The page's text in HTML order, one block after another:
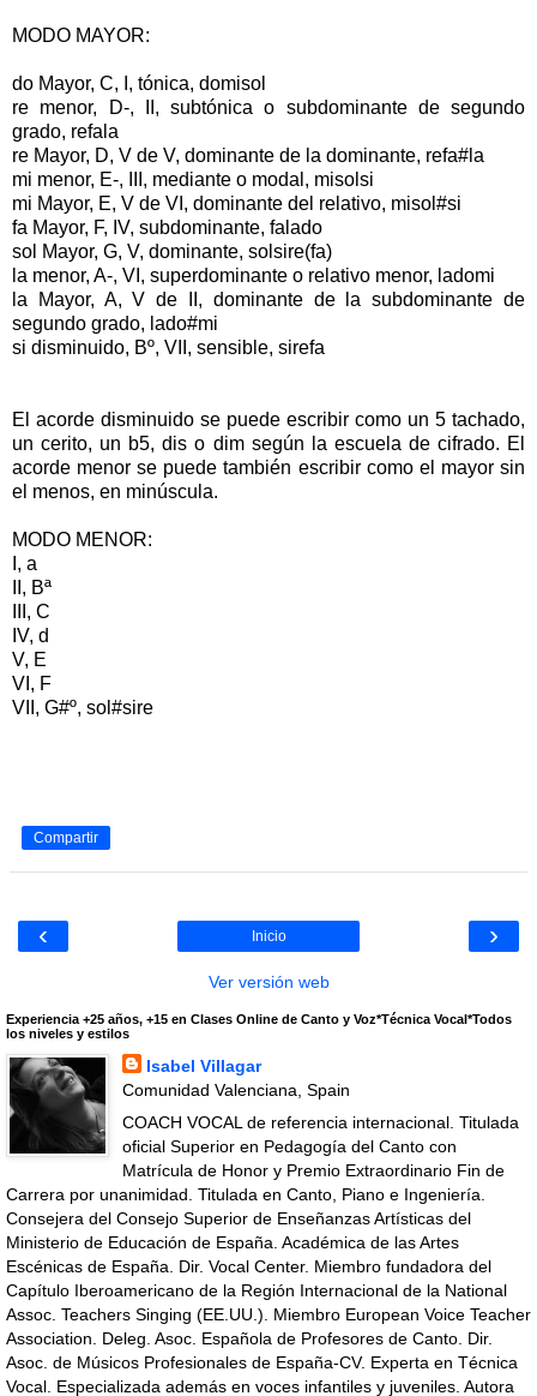
MODO MAYOR:
do Mayor, C, I, tónica, domisol
re menor, D-, II, subtónica o subdominante de segundo
grado, refala
re Mayor, D, V de V, dominante de la dominante, refa#la
mi menor, E-, III, mediante o modal, misolsi
mi Mayor, E, V de VI, dominante del relativo, misol#si
fa Mayor, F, IV, subdominante, falado
sol Mayor, G, V, dominante, solsire(fa)
la menor, A-, VI, superdominante o relativo menor, ladomi
la Mayor, A, V de II, dominante de la subdominante de
segundo grado, lado#mi
si disminuido, Bº, VII, sensible, sirefa
El acorde disminuido se puede escribir como un 5 tachado,
un cerito, un b5, dis o dim según la escuela de cifrado. El
acorde menor se puede también escribir como el mayor sin
el menos, en minúscula.
MODO MENOR:
I, a
II, Bª
III, C
IV, d
V, E
VI, F
VII, G#º, sol#sire
Compartir
‹ ›
Inicio
Ver versión web
Experiencia +25 años, +15 en Clases Online de Canto y Voz*Técnica Vocal*Todos
los niveles y estilos
Isabel Villagar
Comunidad Valenciana, Spain
COACH VOCAL de referencia internacional. Titulada
oficial Superior en Pedagogía del Canto con
Matrícula de Honor y Premio Extraordinario Fin de
Carrera por unanimidad. Titulada en Canto, Piano e Ingeniería.
Consejera del Consejo Superior de Enseñanzas Artísticas del
Ministerio de Educación de España. Académica de las Artes
Escénicas de España. Dir. Vocal Center. Miembro fundadora del
Capítulo Iberoamericano de la Región Internacional de la National
Assoc. Teachers Singing (EE.UU.). Miembro European Voice Teacher
Association. Deleg. Asoc. Española de Profesores de Canto. Dir.
Asoc. de Músicos Profesionales de España-CV. Experta en Técnica
Vocal. Especializada además en voces infantiles y juveniles. Autora